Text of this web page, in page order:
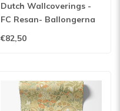
Dutch Wallcoverings -
FC Resan- Ballongerna
Light blue - 29005
€82,50